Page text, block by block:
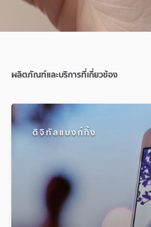
ผลิตภัณฑ์และบริการที่เกี่ยวข้อง
ดิจิทัลแบงก์กิ้ง